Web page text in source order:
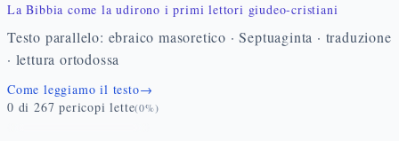
La Bibbia come la udirono i primi lettori giudeo-cristiani
Testo parallelo: ebraico masoretico · Septuaginta · traduzione
· lettura ortodossa
Come leggiamo il testo→
0 di 267 pericopi lette(0%)